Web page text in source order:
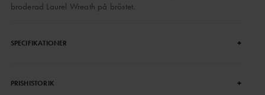
broderad Laurel Wreath på bröstet.
SPECIFIKATIONER +
PRISHISTORIK +